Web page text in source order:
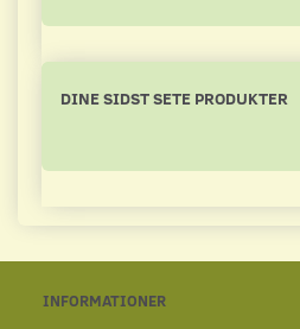
DINE SIDST SETE PRODUKTER
INFORMATIONER